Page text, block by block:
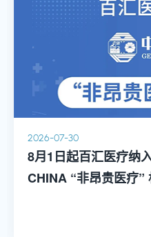
2026-07-30
8月1日起百汇医疗纳
CHINA “非昂贵医疗”